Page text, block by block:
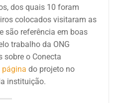
dos quais 10 foram
colocados visitaram as
são referência em boas
trabalho da ONG
sobre o Conecta
página do projeto no
instituição.